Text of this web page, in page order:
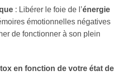
: Libérer le foie de l’énergie
émotionnelles négatives
de fonctionner à son plein
en fonction de votre état de